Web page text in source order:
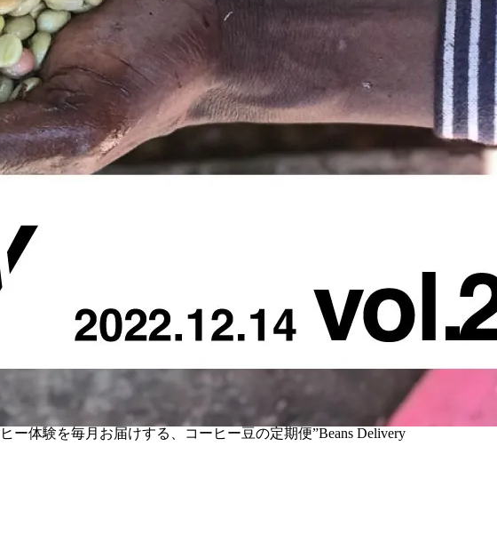
体験を毎月お届けする、コーヒー豆の定期便”Beans Delivery